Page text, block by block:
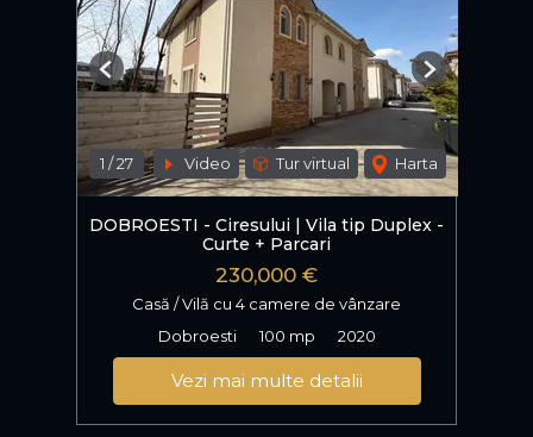
1 /27 Video Tur virtual Harta
Previous Next
DOBROESTI - Ciresului | Vila tip Duplex -
Curte + Parcari
230,000 €
Casă / Vilă cu 4 camere de vânzare
Dobroesti
100 mp 2020
Vezi mai multe detalii